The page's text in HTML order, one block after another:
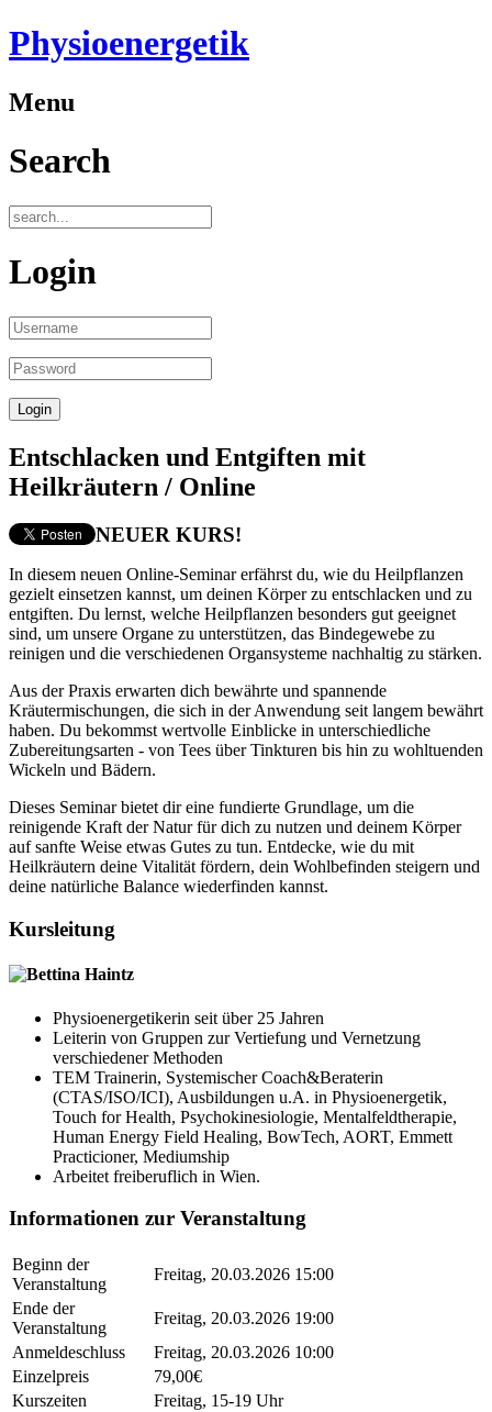
Physioenergetik
Menu
Search
Login
Entschlacken und Entgiften mit
Heilkräutern / Online
NEUER KURS!
In diesem neuen Online-Seminar erfährst du, wie du Heilpflanzen
gezielt einsetzen kannst, um deinen Körper zu entschlacken und zu
entgiften. Du lernst, welche Heilpflanzen besonders gut geeignet
sind, um unsere Organe zu unterstützen, das Bindegewebe zu
reinigen und die verschiedenen Organsysteme nachhaltig zu stärken.
Aus der Praxis erwarten dich bewährte und spannende
Kräutermischungen, die sich in der Anwendung seit langem bewährt
haben. Du bekommst wertvolle Einblicke in unterschiedliche
Zubereitungsarten - von Tees über Tinkturen bis hin zu wohltuenden
Wickeln und Bädern.
Dieses Seminar bietet dir eine fundierte Grundlage, um die
reinigende Kraft der Natur für dich zu nutzen und deinem Körper
auf sanfte Weise etwas Gutes zu tun. Entdecke, wie du mit
Heilkräutern deine Vitalität fördern, dein Wohlbefinden steigern und
deine natürliche Balance wiederfinden kannst.
Kursleitung
Bettina Haintz
Physioenergetikerin seit über 25 Jahren
Leiterin von Gruppen zur Vertiefung und Vernetzung
verschiedener Methoden
TEM Trainerin, Systemischer Coach&Beraterin
(CTAS/ISO/ICI), Ausbildungen u.A. in Physioenergetik,
Touch for Health, Psychokinesiologie, Mentalfeldtherapie,
Human Energy Field Healing, BowTech, AORT, Emmett
Practicioner, Mediumship
Arbeitet freiberuflich in Wien.
Informationen zur Veranstaltung
Beginn der
Veranstaltung
Freitag, 20.03.2026 15:00
Ende der
Veranstaltung
Freitag, 20.03.2026 19:00
Anmeldeschluss
Freitag, 20.03.2026 10:00
Einzelpreis
79,00€
Kurszeiten
Freitag, 15-19 Uhr